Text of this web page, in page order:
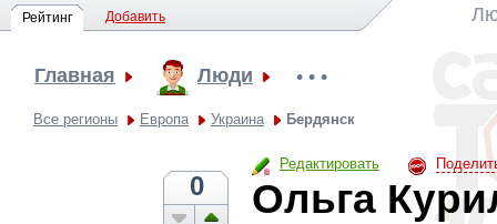
Рейтинг Добавить
Главная Люди • • •
Все регионы Европа Украина Бердянск
Редактировать
0 Ольга